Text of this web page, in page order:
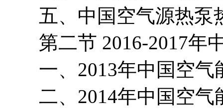
五、中国空气源热泵
第二节 2016-2017年
一、2013年中国空气
二、2014年中国空气